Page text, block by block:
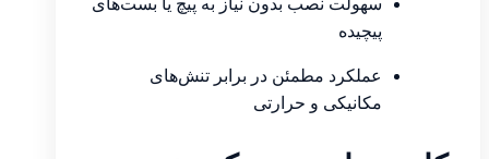
سهولت نصب بدون نیاز به پیچ یا بست‌های
پیچیده
عملکرد مطمئن در برابر تنش‌های
مکانیکی و حرارتی